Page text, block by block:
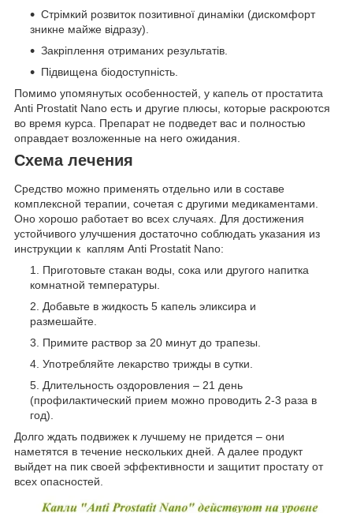
Стрімкий розвиток позитивної динаміки (дискомфорт
зникне майже відразу).
Закріплення отриманих результатів.
Підвищена біодоступність.
Помимо упомянутых особенностей, у капель от простатита
Anti Prostatit Nano есть и другие плюсы, которые раскроются
во время курса. Препарат не подведет вас и полностью
оправдает возложенные на него ожидания.
Схема лечения
Средство можно применять отдельно или в составе
комплексной терапии, сочетая с другими медикаментами.
Оно хорошо работает во всех случаях. Для достижения
устойчивого улучшения достаточно соблюдать указания из
инструкции к каплям Anti Prostatit Nano:
Приготовьте стакан воды, сока или другого напитка
комнатной температуры.
Добавьте в жидкость 5 капель эликсира и
размешайте.
Примите раствор за 20 минут до трапезы.
Употребляйте лекарство трижды в сутки.
Длительность оздоровления – 21 день
(профилактический прием можно проводить 2-3 раза в
год).
Долго ждать подвижек к лучшему не придется – они
наметятся в течение нескольких дней. А далее продукт
выйдет на пик своей эффективности и защитит простату от
всех опасностей.